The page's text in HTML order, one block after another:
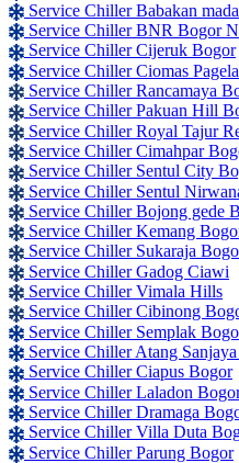
Service Chiller Babakan
Service Chiller BNR Bogor
Service Chiller Cijeruk Bogor
Service Chiller Ciomas
Service Chiller Rancamaya
Service Chiller Pakuan Hill
Service Chiller Royal Tajur
Service Chiller Cimahpar
Service Chiller Sentul City
Service Chiller Sentul
Service Chiller Bojong gede
Service Chiller Kemang
Service Chiller Sukaraja
Service Chiller Gadog Ciawi
Service Chiller Vimala Hills
Service Chiller Cibinong
Service Chiller Semplak
Service Chiller Atang
Service Chiller Ciapus Bogor
Service Chiller Laladon
Service Chiller Dramaga
Service Chiller Villa Duta
Service Chiller Parung Bogor